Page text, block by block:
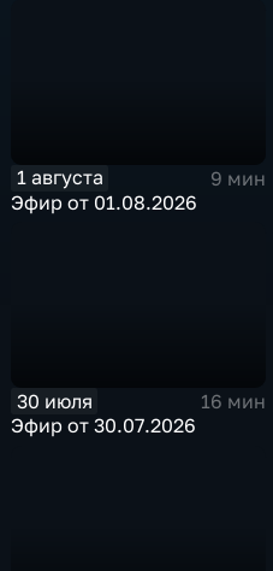
1 августа
9 мин
Эфир от 01.08.2026
30 июля
16 мин
Эфир от 30.07.2026